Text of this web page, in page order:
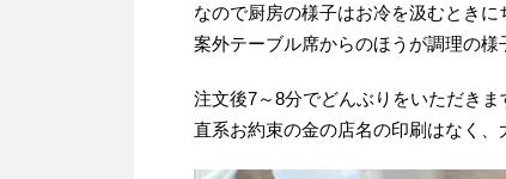
なので厨房の様子はお冷を汲むときに
案外テーブル席からのほうが調理の様
注文後7～8分でどんぶりをいただきま
直系お約束の金の店名の印刷はなく